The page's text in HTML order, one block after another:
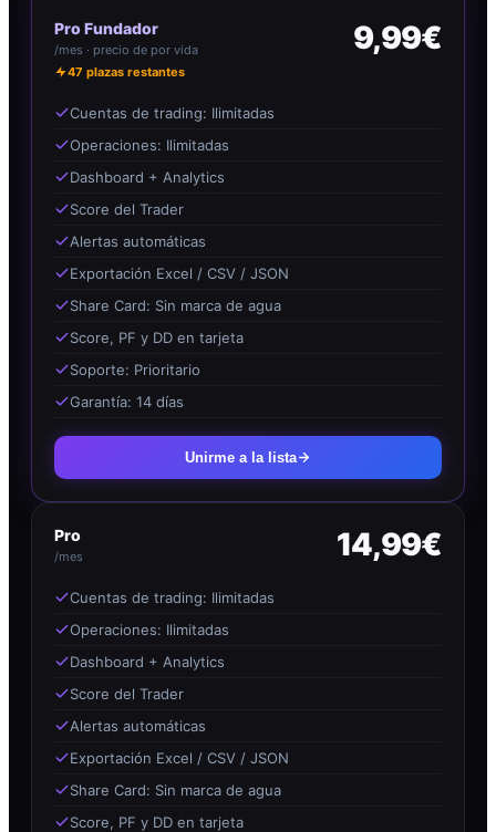
Pro Fundador
/mes · precio de por vida
47 plazas restantes
9,99€
Cuentas de trading: Ilimitadas
Operaciones: Ilimitadas
Dashboard + Analytics
Score del Trader
Alertas automáticas
Exportación Excel / CSV / JSON
Share Card: Sin marca de agua
Score, PF y DD en tarjeta
Soporte: Prioritario
Garantía: 14 días
Unirme a la lista
Pro
/mes 14,99€
Cuentas de trading: Ilimitadas
Operaciones: Ilimitadas
Dashboard + Analytics
Score del Trader
Alertas automáticas
Exportación Excel / CSV / JSON
Share Card: Sin marca de agua
Score, PF y DD en tarjeta